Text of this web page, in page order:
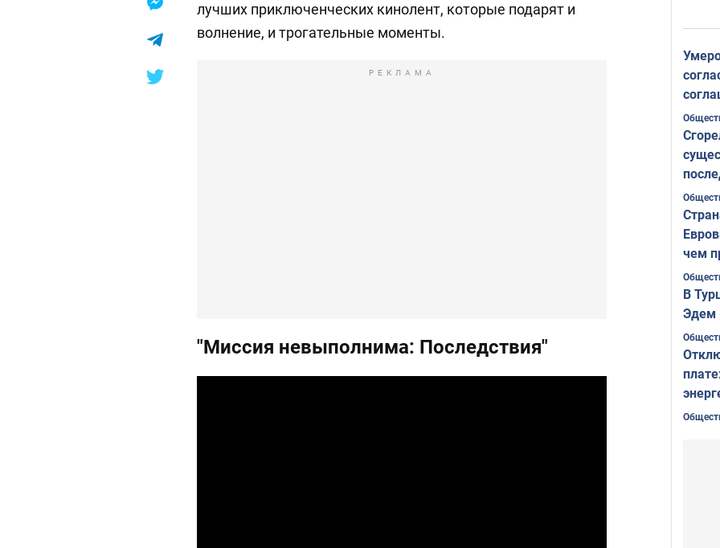
лучших приключенческих кинолент, которые подарят и
волнение, и трогательные моменты.
РЕКЛАМА
"Миссия невыполнима: Последствия"
чем
В
Эдем